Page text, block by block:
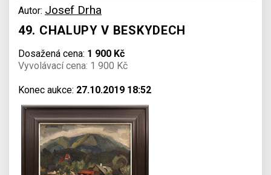
Autor: Josef Drha
49. CHALUPY V BESKYDECH
Dosažená cena: 1 900 Kč
Vyvolávací cena: 1 900 Kč
Konec aukce: 27.10.2019 18:52